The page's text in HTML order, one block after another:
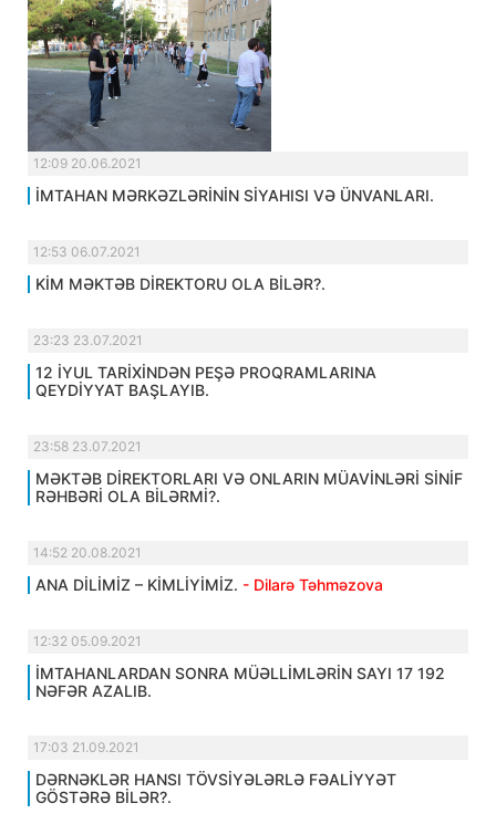
12:09 20.06.2021
İMTAHAN MƏRKƏZLƏRİNİN SİYAHISI VƏ ÜNVANLARI.
12:53 06.07.2021
KİM MƏKTƏB DİREKTORU OLA BİLƏR?.
23:23 23.07.2021
12 İYUL TARİXİNDƏN PEŞƏ PROQRAMLARINA
QEYDİYYAT BAŞLAYIB.
23:58 23.07.2021
MƏKTƏB DİREKTORLARI VƏ ONLARIN MÜAVİNLƏRİ SİNİF
RƏHBƏRİ OLA BİLƏRMİ?.
14:52 20.08.2021
ANA DİLİMİZ – KİMLİYİMİZ. - Dilarə Təhməzova
12:32 05.09.2021
İMTAHANLARDAN SONRA MÜƏLLİMLƏRİN SAYI 17 192
NƏFƏR AZALIB.
17:03 21.09.2021
DƏRNƏKLƏR HANSI TÖVSİYƏLƏRLƏ FƏALİYYƏT
GÖSTƏRƏ BİLƏR?.